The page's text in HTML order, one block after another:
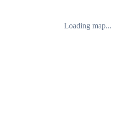
Loading map...